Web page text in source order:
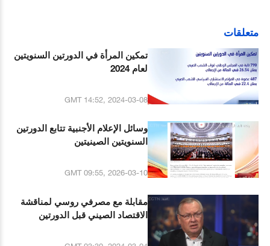
متعلقات
تمكين المرأة في الدورتين السنويتين
لعام 2024
GMT 14:52, 2024-03-08
وسائل الإعلام الأجنبية تتابع الدورتين
السنويتين الصينيتين
GMT 09:55, 2026-03-10
مقابلة مع مصرفي روسي لمناقشة
الاقتصاد الصيني قبل الدورتين